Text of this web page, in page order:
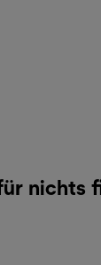
nichts